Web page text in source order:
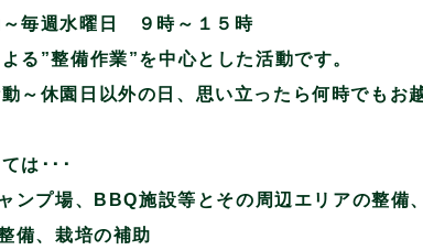
毎週水曜日 ９時～１５時
る”整備作業”を中心とした活動です。
～休園日以外の日、思い立ったら何時でもお
は･･･
ンプ場、BBQ施設等とその周辺エリアの整備
備、栽培の補助